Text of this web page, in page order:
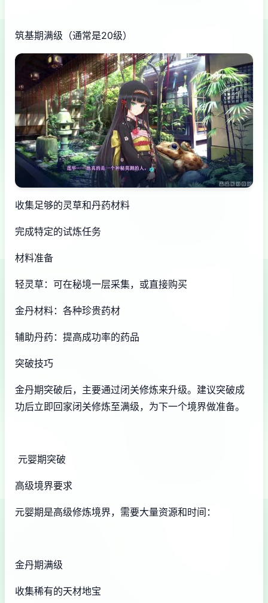
筑基期满级（通常是20级）
收集足够的灵草和丹药材料
完成特定的试炼任务
材料准备
轻灵草：可在秘境一层采集，或直接购买
金丹材料：各种珍贵药材
辅助丹药：提高成功率的药品
突破技巧
金丹期突破后，主要通过闭关修炼来升级。建议突破成
功后立即回家闭关修炼至满级，为下一个境界做准备。
元婴期突破
高级境界要求
元婴期是高级修炼境界，需要大量资源和时间：
金丹期满级
收集稀有的天材地宝